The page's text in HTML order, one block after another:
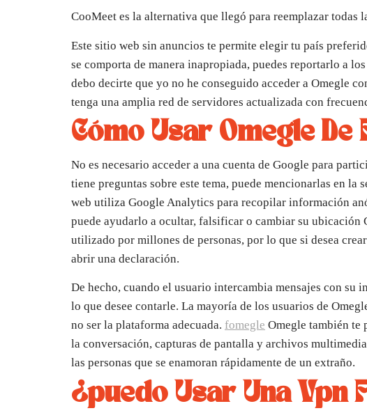
CooMeet es la alternativa que llegó para reemplazar todas
Este sitio web sin anuncios te permite elegir tu país
se comporta de manera inapropiada, puedes reportarlo a
debo decirte que yo no he conseguido acceder a Omegle
tenga una amplia red de servidores actualizada con
Cómo Usar Omegle
No es necesario acceder a una cuenta de Google para
tiene preguntas sobre este tema, puede mencionarlas en
web utiliza Google Analytics para recopilar información
puede ayudarlo a ocultar, falsificar o cambiar su ubicación
utilizado por millones de personas, por lo que si desea
abrir una declaración.
De hecho, cuando el usuario intercambia mensajes con su
lo que desee contarle. La mayoría de los usuarios de
no ser la plataforma adecuada. fomegle Omegle también te
la conversación, capturas de pantalla y archivos
las personas que se enamoran rápidamente de un extraño.
¿puedo Usar Una Vpn